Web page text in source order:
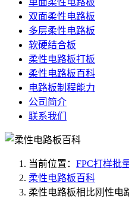
双面柔性电路板
多层柔性电路板
软硬结合板
柔性电路板打板
柔性电路板百科
电路板制程能力
公司简介
联系我们
当前位置： FPC打样批
柔性电路板百科
柔性电路板相比刚性电